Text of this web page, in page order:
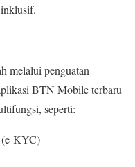
melalui penguatan
BTN Mobile terbaru
seperti:
(e-KYC)